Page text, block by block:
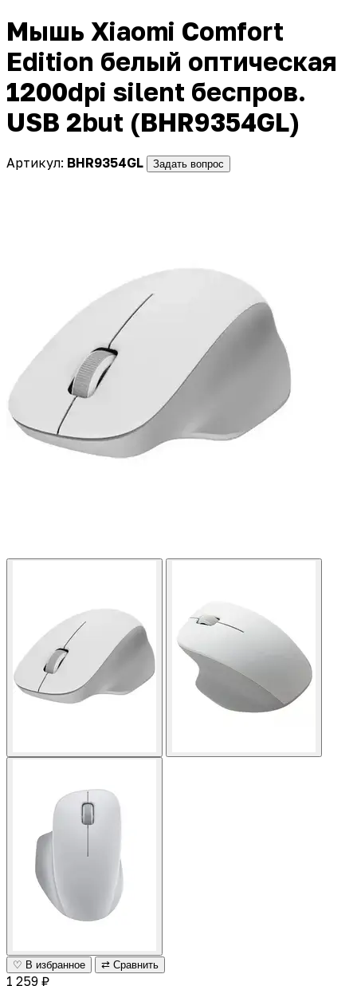
Мышь Xiaomi Comfort
Edition белый оптическая
1200dpi silent беспров.
USB 2but (BHR9354GL)
Артикул: BHR9354GL Задать вопрос
♡ В избранное ⇄ Сравнить
1 259 ₽